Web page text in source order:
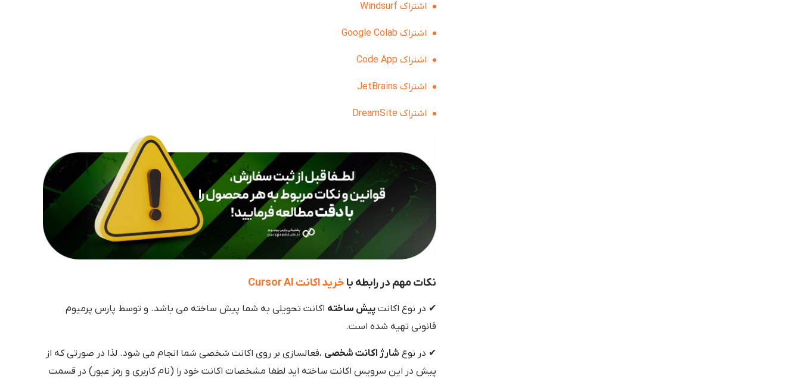
اشتراک Windsurf
اشتراک Google Colab
اشتراک Code App
اشتراک JetBrains
اشتراک DreamSite
نکات مهم در رابطه با خرید اکانت Cursor AI
✔ در نوع اکانت پیش ساخته اکانت تحویلی به شما پیش ساخته می باشد. و توسط پارس پرمیوم
قانونی تهیه شده است.
✔ در نوع شارژ اکانت شخصی ،فعالسازی بر روی اکانت شخصی شما انجام می شود. لذا در صورتی که از
پیش در این سرویس اکانت ساخته اید لطفا مشخصات اکانت خود را (نام کاربری و رمز عبور) در قسمت